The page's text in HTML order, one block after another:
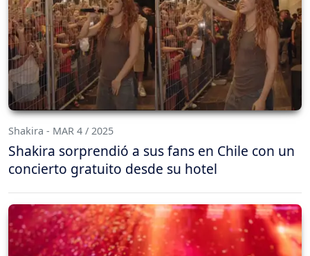
Shakira - MAR 4 / 2025
Shakira sorprendió a sus fans en Chile con un
concierto gratuito desde su hotel